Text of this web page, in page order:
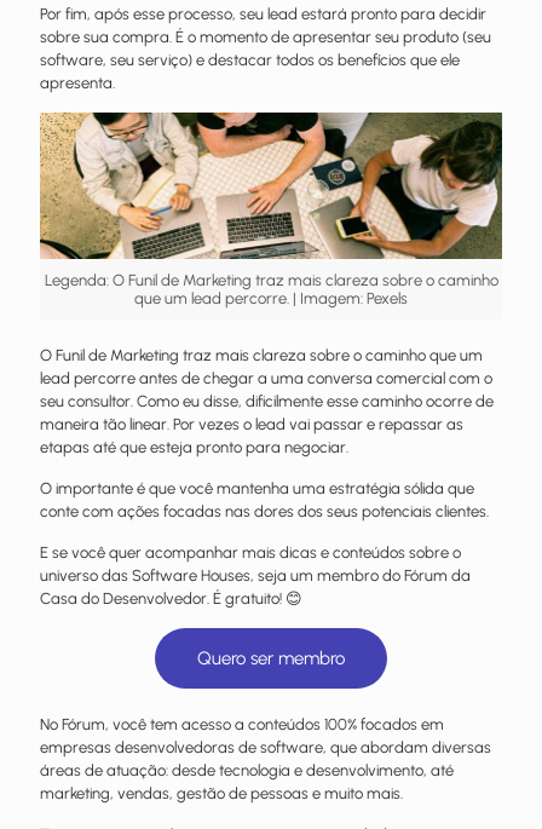
Por fim, após esse processo, seu lead estará pronto para decidir
sobre sua compra. É o momento de apresentar seu produto (seu
software, seu serviço) e destacar todos os benefícios que ele
apresenta.
Legenda: O Funil de Marketing traz mais clareza sobre o caminho
que um lead percorre. | Imagem: Pexels
O Funil de Marketing traz mais clareza sobre o caminho que um
lead percorre antes de chegar a uma conversa comercial com o
seu consultor. Como eu disse, dificilmente esse caminho ocorre de
maneira tão linear. Por vezes o lead vai passar e repassar as
etapas até que esteja pronto para negociar.
O importante é que você mantenha uma estratégia sólida que
conte com ações focadas nas dores dos seus potenciais clientes.
E se você quer acompanhar mais dicas e conteúdos sobre o
universo das Software Houses, seja um membro do Fórum da
Casa do Desenvolvedor. É gratuito! 😊
Quero ser membro
No Fórum, você tem acesso a conteúdos 100% focados em
empresas desenvolvedoras de software, que abordam diversas
áreas de atuação: desde tecnologia e desenvolvimento, até
marketing, vendas, gestão de pessoas e muito mais.